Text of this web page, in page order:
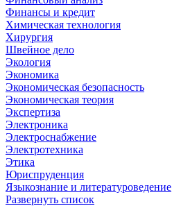
Финансы и кредит
Химическая технология
Хирургия
Швейное дело
Экология
Экономика
Экономическая безопасность
Экономическая теория
Экспертиза
Электроника
Электроснабжение
Электротехника
Этика
Юриспруденция
Языкознание и литературоведение
Развернуть список